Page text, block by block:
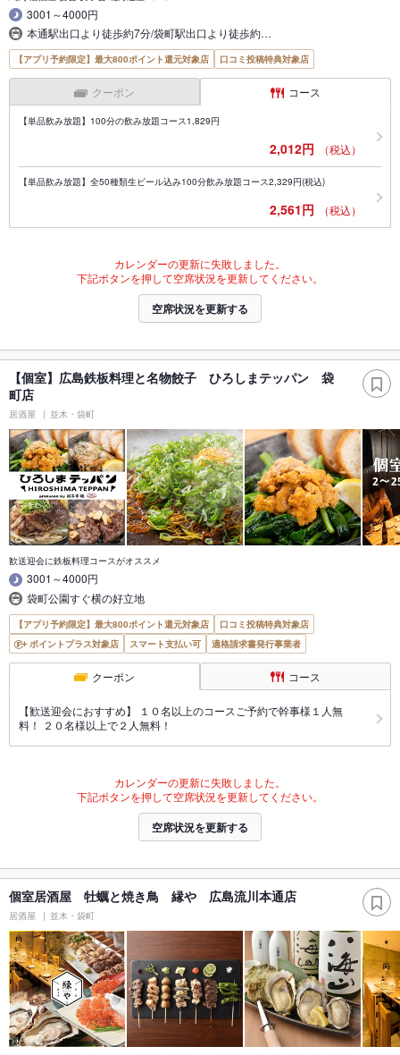
3001～4000円
本通駅出口より徒歩約7分/袋町駅出口より徒歩約…
【アプリ予約限定】最大800ポイント還元対象店 口コミ投稿特典対象店
クーポン コース
【単品飲み放題】100分の飲み放題コース1,829円
2,012円 （税込）
【単品飲み放題】全50種類生ビール込み100分飲み放題コース2,329円(税込)
2,561円 （税込）
カレンダーの更新に失敗しました。
下記ボタンを押して空席状況を更新してください。
空席状況を更新する
【個室】広島鉄板料理と名物餃子 ひろしまテッパン 袋
町店
居酒屋 並木・袋町
歓送迎会に鉄板料理コースがオススメ
3001～4000円
袋町公園すぐ横の好立地
【アプリ予約限定】最大800ポイント還元対象店
口コミ投稿特典対象店
ポイントプラス対象店
スマート支払い可 適格請求書発行事業者
クーポン コース
【歓送迎会におすすめ】 １０名以上のコースご予約で幹事様１人無
料！ ２０名様以上で２人無料！
カレンダーの更新に失敗しました。
下記ボタンを押して空席状況を更新してください。
空席状況を更新する
個室居酒屋 牡蠣と焼き鳥 縁や 広島流川本通店
居酒屋 並木・袋町